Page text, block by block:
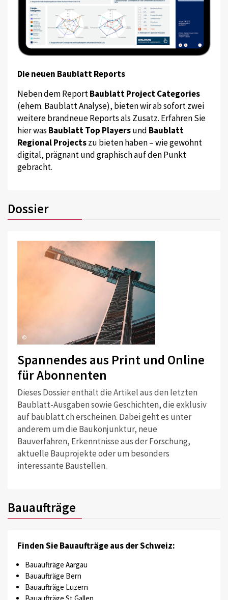
Die neuen Baublatt Reports
Neben dem ReportBaublatt Project Categories
(ehem. Baublatt Analyse), bieten wir ab sofort zwei
weitere brandneue Reports als Zusatz. Erfahren Sie
hier was Baublatt Top Playersund Baublatt
Regional Projectszu bieten haben – wie gewohnt
digital, prägnant und graphisch auf den Punkt
gebracht.
Dossier
©
Spannendes aus Print und Online
für Abonnenten
Dieses Dossier enthält die Artikel aus den letzten
Baublatt-Ausgaben sowie Geschichten, die exklusiv
auf baublatt.ch erscheinen. Dabei geht es unter
anderem um die Baukonjunktur, neue
Bauverfahren, Erkenntnisse aus der Forschung,
aktuelle Bauprojekte oder um besonders
interessante Baustellen.
Bauaufträge
Finden Sie Bauaufträge aus der Schweiz:
Bauaufträge Aargau
Bauaufträge Bern
Bauaufträge Luzern